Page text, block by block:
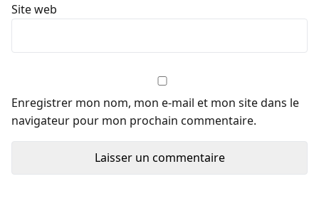
Site web
Enregistrer mon nom, mon e-mail et mon site dans le
navigateur pour mon prochain commentaire.